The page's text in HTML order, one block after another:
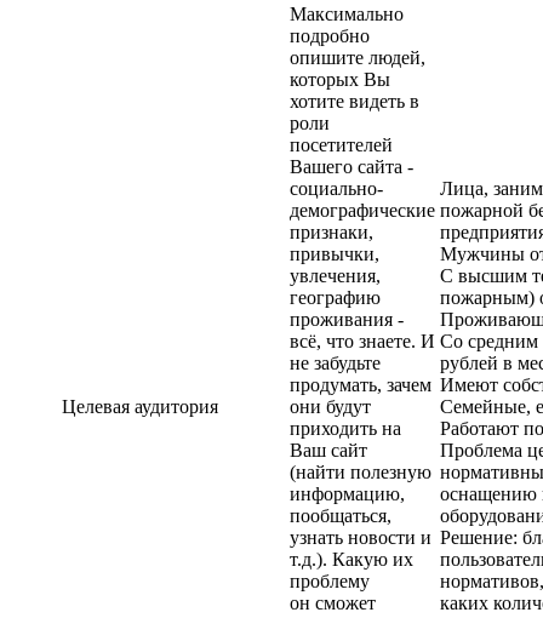
Целевая аудитория
Максимально
подробно
опишите людей,
которых Вы
хотите видеть в
роли
посетителей
Вашего сайта -
социально-
демографические
признаки,
привычки,
увлечения,
географию
проживания -
всё, что знаете. И
не забудьте
продумать, зачем
они будут
приходить на
Ваш сайт
(найти полезную
информацию,
пообщаться,
узнать новости и
т.д.). Какую их
проблему
он сможет
Лица,
пожарной
Мужчины от
С высшим
пожарным)
Со средним
рублей в
Имеют
Семейные,
Работают
Проблема
оснащению
Решение:
каких